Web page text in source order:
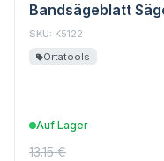
Bandsägeblatt
SKU: K5122
Ortatools
Auf Lager
13.15 €